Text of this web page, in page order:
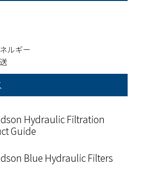
ルギー
Hydraulic Filtration
Guide
Blue Hydraulic Filters